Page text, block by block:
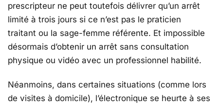
prescripteur ne peut toutefois délivrer qu’un arrêt
limité à trois jours si ce n’est pas le praticien
traitant ou la sage-femme référente. Et impossible
désormais d’obtenir un arrêt sans consultation
physique ou vidéo avec un professionnel habilité.
Néanmoins, dans certaines situations (comme lors
de visites à domicile), l’électronique se heurte à ses